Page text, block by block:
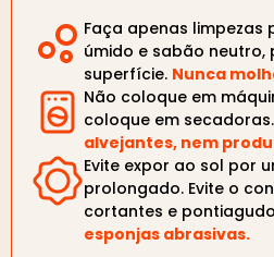
Faça apenas limpezas
úmido e sabão neutro,
superfície. Nunca
Não coloque em
coloque em secadoras.
alvejantes, nem
Evite expor ao sol por
prolongado. Evite o
cortantes e
esponjas abrasivas.